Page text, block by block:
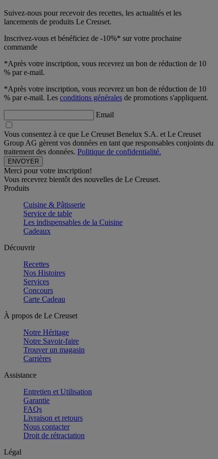
Suivez-nous pour recevoir des recettes, les actualités et les
lancements de produits Le Creuset.
Inscrivez-vous et bénéficiez de -10%* sur votre prochaine
commande
*Après votre inscription, vous recevrez un bon de réduction de 10
% par e-mail.
*Après votre inscription, vous recevrez un bon de réduction de 10
% par e-mail. Les conditions générales de promotions s'appliquent.
Email
Vous consentez à ce que Le Creuset Benelux S.A. et Le Creuset
Group AG gèrent vos données en tant que responsables conjoints du
traitement des données. Politique de confidentialité.
Merci pour votre inscription!
Vous recevrez bientôt des nouvelles de Le Creuset.
Produits
Cuisine & Pâtisserie
Service de table
Les indispensables de la Cuisine
Cadeaux
Découvrir
Recettes
Nos Histoires
Services
Concours
Carte Cadeau
À propos de Le Creuset
Notre Héritage
Notre Savoir-faire
Trouver un magasin
Carrières
Assistance
Entretien et Utilisation
Garantie
FAQs
Livraison et retours
Nous contacter
Droit de rétractation
Légal